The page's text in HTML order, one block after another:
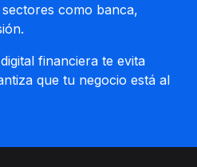
como banca,
financiera te evita
que tu negocio está al